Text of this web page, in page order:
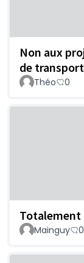
Non aux
de
Théo 0
Totalement
Mainguy 0